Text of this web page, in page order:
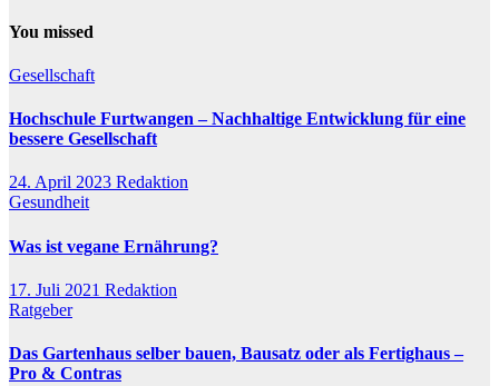
You missed
Gesellschaft
Hochschule Furtwangen – Nachhaltige Entwicklung für eine
bessere Gesellschaft
24. April 2023 Redaktion
Gesundheit
Was ist vegane Ernährung?
17. Juli 2021 Redaktion
Ratgeber
Das Gartenhaus selber bauen, Bausatz oder als Fertighaus –
Pro & Contras